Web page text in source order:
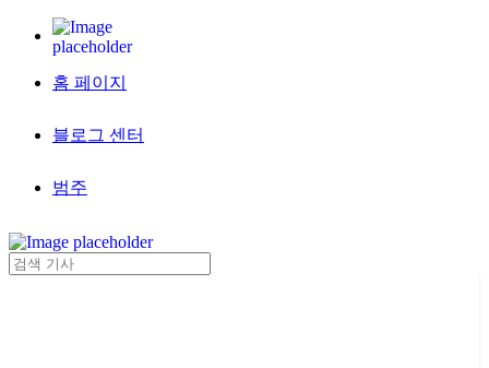
홈 페이지
블로그 센터
범주